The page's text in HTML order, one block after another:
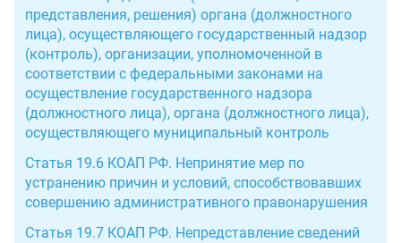
представления, решения) органа (должностного
лица), осуществляющего государственный надзор
(контроль), организации, уполномоченной в
соответствии с федеральными законами на
осуществление государственного надзора
(должностного лица), органа (должностного лица),
осуществляющего муниципальный контроль
Статья 19.6 КОАП РФ. Непринятие мер по
устранению причин и условий, способствовавших
совершению административного правонарушения
Статья 19.7 КОАП РФ. Непредставление сведений